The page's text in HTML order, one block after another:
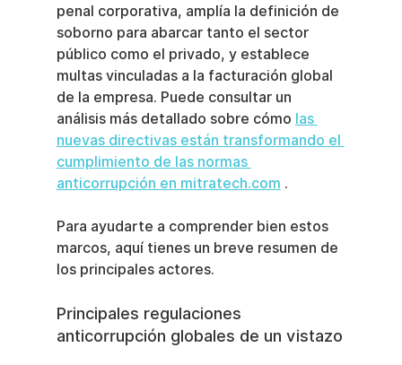
penal corporativa, amplía la definición de
soborno para abarcar tanto el sector
público como el privado, y establece
multas vinculadas a la facturación global
de la empresa. Puede consultar un
análisis más detallado sobre cómo las
nuevas directivas están transformando el
cumplimiento de las normas
anticorrupción en mitratech.com .
Para ayudarte a comprender bien estos
marcos, aquí tienes un breve resumen de
los principales actores.
Principales regulaciones
anticorrupción globales de un vistazo